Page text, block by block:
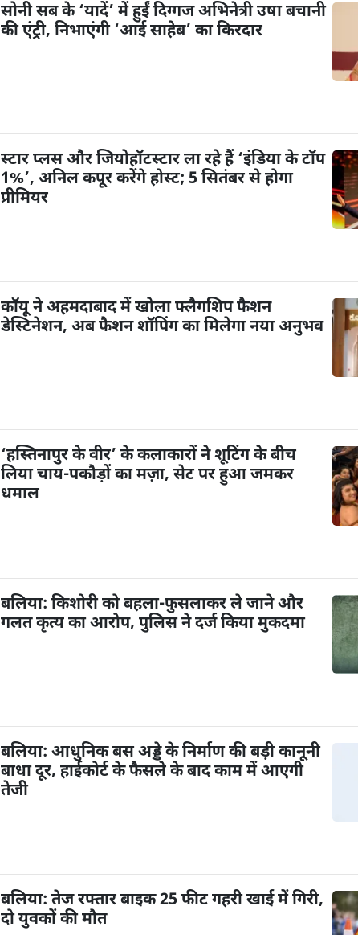
सोनी सब के ‘यादें’ में हुईं दिग्गज अभिनेत्री उषा बचानी
की एंट्री, निभाएंगी ‘आई साहेब’ का किरदार
स्टार प्लस और जियोहॉटस्टार ला रहे हैं ‘इंडिया के टॉप
1%’, अनिल कपूर करेंगे होस्ट; 5 सितंबर से होगा
प्रीमियर
कॉयू ने अहमदाबाद में खोला फ्लैगशिप फैशन
डेस्टिनेशन, अब फैशन शॉपिंग का मिलेगा नया अनुभव
‘हस्तिनापुर के वीर’ के कलाकारों ने शूटिंग के बीच
लिया चाय-पकौड़ों का मज़ा, सेट पर हुआ जमकर
धमाल
बलिया: किशोरी को बहला-फुसलाकर ले जाने और
गलत कृत्य का आरोप, पुलिस ने दर्ज किया मुकदमा
बलिया: आधुनिक बस अड्डे के निर्माण की बड़ी कानूनी
बाधा दूर, हाईकोर्ट के फैसले के बाद काम में आएगी
तेजी
बलिया: तेज रफ्तार बाइक 25 फीट गहरी खाई में गिरी,
दो युवकों की मौत